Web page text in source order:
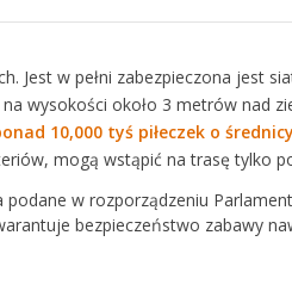
w pełni zabezpieczona jest
wysokości około 3 metrów nad
10,000 tyś piłeczek o
mogą wstąpić na trasę tylko
w rozporządzeniu
bezpieczeństwo zabawy